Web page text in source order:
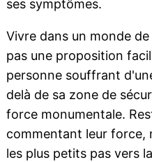
ses symptômes.
Vivre dans un monde
pas une proposition
personne souffrant
delà de sa zone de
force monumentale.
commentant leur force,
les plus petits pas vers